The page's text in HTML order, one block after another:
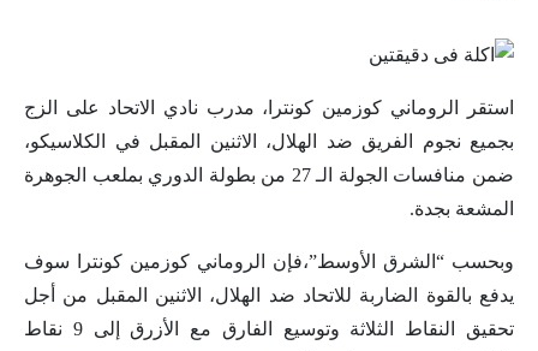
استقر الروماني كوزمين كونترا، مدرب نادي الاتحاد على الزج
بجميع نجوم الفريق ضد الهلال، الاثنين المقبل في الكلاسيكو،
ضمن منافسات الجولة الـ 27 من بطولة الدوري بملعب الجوهرة
المشعة بجدة.
وبحسب “الشرق الأوسط”،فإن الروماني كوزمين كونترا سوف
يدفع بالقوة الضاربة للاتحاد ضد الهلال، الاثنين المقبل من أجل
تحقيق النقاط الثلاثة وتوسيع الفارق مع الأزرق إلى 9 نقاط